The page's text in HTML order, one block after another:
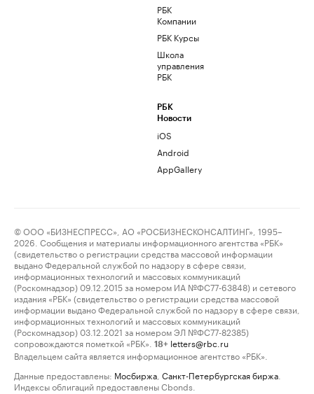
РБК
Компании
РБК Курсы
Школа
управления
РБК
РБК
Новости
iOS
Android
AppGallery
© ООО «БИЗНЕСПРЕСС», АО «РОСБИЗНЕСКОНСАЛТИНГ», 1995–
2026. Сообщения и материалы информационного агентства «РБК»
(свидетельство о регистрации средства массовой информации
выдано Федеральной службой по надзору в сфере связи,
информационных технологий и массовых коммуникаций
(Роскомнадзор) 09.12.2015 за номером ИА №ФС77-63848) и сетевого
издания «РБК» (свидетельство о регистрации средства массовой
информации выдано Федеральной службой по надзору в сфере связи,
информационных технологий и массовых коммуникаций
(Роскомнадзор) 03.12.2021 за номером ЭЛ №ФС77-82385)
сопровождаются пометкой «РБК».
18+ letters@rbc.ru
Владельцем сайта является информационное агентство «РБК».
Данные предоставлены: Мосбиржа Санкт-Петербургская биржа
Индексы облигаций предоставлены Cbonds.